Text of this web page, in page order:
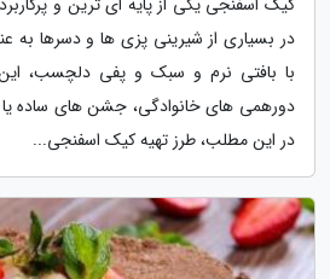
در بسیاری از شیرینی پزی ها و دسرها به
با بافتی نرم و سبک و پفی دلچسب،
دورهمی های خانوادگی، جشن های ساده
در این مطلب، طرز تهیه کیک اسفنجی...